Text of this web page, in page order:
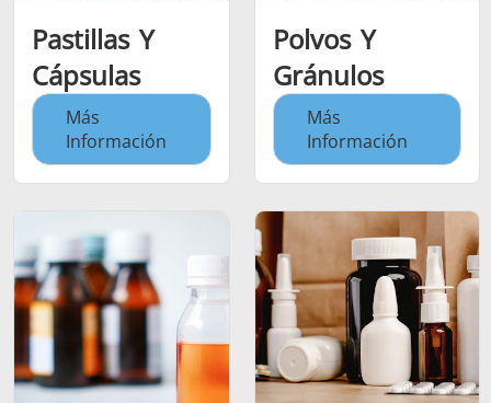
Pastillas Y
Cápsulas
Más
Información
Polvos Y
Gránulos
Más
Información